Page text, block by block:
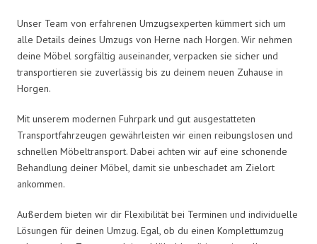
Unser Team von erfahrenen Umzugsexperten kümmert sich um
alle Details deines Umzugs von Herne nach Horgen. Wir nehmen
deine Möbel sorgfältig auseinander, verpacken sie sicher und
transportieren sie zuverlässig bis zu deinem neuen Zuhause in
Horgen.
Mit unserem modernen Fuhrpark und gut ausgestatteten
Transportfahrzeugen gewährleisten wir einen reibungslosen und
schnellen Möbeltransport. Dabei achten wir auf eine schonende
Behandlung deiner Möbel, damit sie unbeschadet am Zielort
ankommen.
Außerdem bieten wir dir Flexibilität bei Terminen und individuelle
Lösungen für deinen Umzug. Egal, ob du einen Komplettumzug